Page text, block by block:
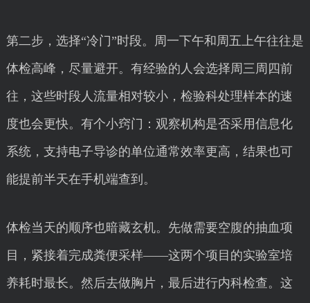
第二步，选择“冷门”时段。周一下午和周五上午往往是
体检高峰，尽量避开。有经验的人会选择周三周四前
往，这些时段人流量相对较小，检验科处理样本的速
度也会更快。有个小窍门：观察机构是否采用信息化
系统，支持电子导诊的单位通常效率更高，结果也可
能提前半天在手机端查到。
体检当天的顺序也暗藏玄机。先做需要空腹的抽血项
目，紧接着完成粪便采样——这两个项目的实验室培
养耗时最长。然后去做胸片，最后进行内科检查。这